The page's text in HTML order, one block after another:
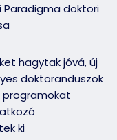
Paradigma doktori
hagytak jóvá, új
doktoranduszok
ki